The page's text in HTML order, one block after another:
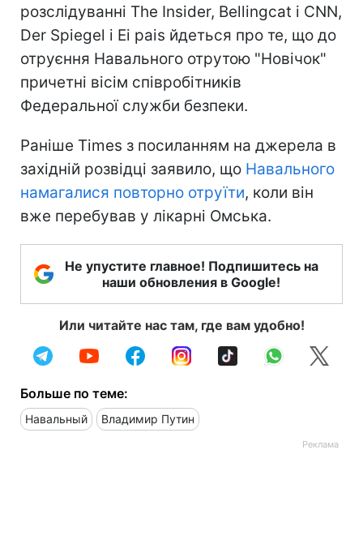
розслідуванні The Insider, Bellingcat і CNN,
Der Spiegel і Ei pais йдеться про те, що до
отруєння Навального отрутою "Новічок"
причетні вісім співробітників
Федеральної служби безпеки.
Раніше Times з посиланням на джерела в
західній розвідці заявило, що Навального
намагалися повторно отруїти, коли він
вже перебував у лікарні Омська.
Не упустите главное! Подпишитесь на
наши обновления в Google!
Или читайте нас там, где вам удобно!
Больше по теме:
Навальный Владимир Путин